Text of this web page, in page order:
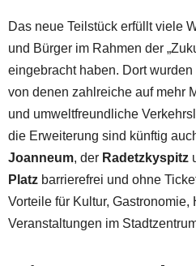
Das neue Teilstück erfüllt viele
und Bürger im Rahmen der
eingebracht haben. Dort
von denen zahlreiche auf mehr
und umweltfreundliche
die Erweiterung sind künftig
Joanneum, der Radetzkyspitz
Platz barrierefrei und ohne
Vorteile für Kultur, Gastronomie,
Veranstaltungen im